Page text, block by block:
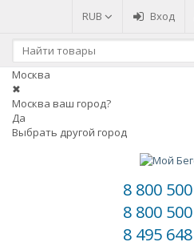
RUB Вход
Москва
✖
Москва ваш город?
Да
Выбрать другой город
8 800
8 800
8 495